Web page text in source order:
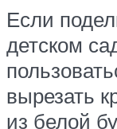
Если
детском
вырезать
из белой